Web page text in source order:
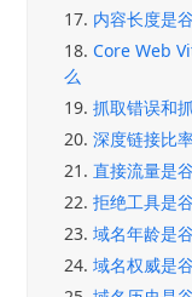
17. 内容长度是
18. Core Web
么
19. 抓取错误和
20. 深度链接比
21. 直接流量是
22. 拒绝工具是
23. 域名年龄是
24. 域名权威是